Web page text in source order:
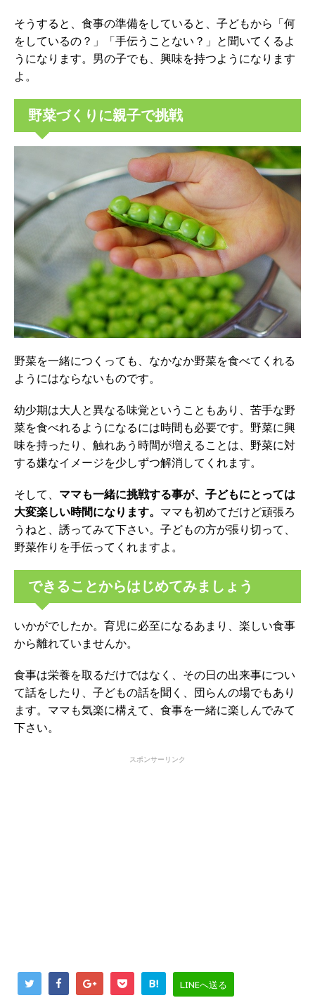
そうすると、食事の準備をしていると、子どもから「何
をしているの？」「手伝うことない？」と聞いてくるよ
うになります。男の子でも、興味を持つようになります
よ。
野菜づくりに親子で挑戦
野菜を一緒につくっても、なかなか野菜を食べてくれる
ようにはならないものです。
幼少期は大人と異なる味覚ということもあり、苦手な野
菜を食べれるようになるには時間も必要です。野菜に興
味を持ったり、触れあう時間が増えることは、野菜に対
する嫌なイメージを少しずつ解消してくれます。
そして、 ママも一緒に挑戦する事が、子どもにとっては
大変楽しい時間になります。 ママも初めてだけど頑張ろ
うねと、誘ってみて下さい。子どもの方が張り切って、
野菜作りを手伝ってくれますよ。
できることからはじめてみましょう
いかがでしたか。育児に必至になるあまり、楽しい食事
から離れていませんか。
食事は栄養を取るだけではなく、その日の出来事につい
て話をしたり、子どもの話を聞く、団らんの場でもあり
ます。ママも気楽に構えて、食事を一緒に楽しんでみて
下さい。
スポンサーリンク
B! LINEへ送る